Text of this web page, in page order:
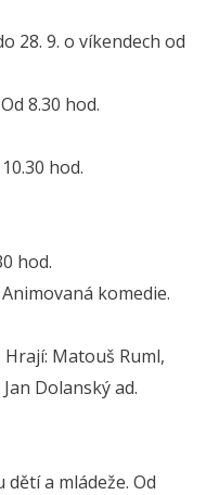
28. 9. o víkendech od
8.30 hod.
hod.
hod.
komedie.
Matouš Ruml,
Dolanský ad.
dětí a mládeže. Od